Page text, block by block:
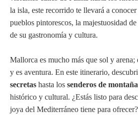
la isla, este recorrido te llevará a
pueblos pintorescos, la majestuosidad
de su gastronomía y cultura.
Mallorca es mucho más que sol y arena;
y es aventura. En este itinerario,
secretas hasta los senderos de montaña
histórico y cultural. ¿Estás listo para
joya del Mediterráneo tiene para